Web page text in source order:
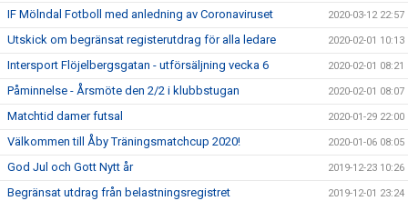
IF Mölndal Fotboll med anledning av Coronaviruset 2020-03-12 22:57
Utskick om begränsat registerutdrag för alla ledare 2020-02-01 10:13
Intersport Flöjelbergsgatan - utförsäljning vecka 6 2020-02-01 08:21
Påminnelse - Årsmöte den 2/2 i klubbstugan 2020-02-01 08:07
Matchtid damer futsal 2020-01-29 22:00
Välkommen till Åby Träningsmatchcup 2020! 2020-01-06 08:05
God Jul och Gott Nytt år 2019-12-23 10:26
Begränsat utdrag från belastningsregistret 2019-12-01 23:24